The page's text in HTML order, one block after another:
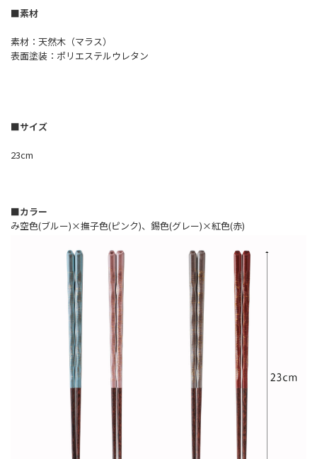
■素材
素材：天然木（マラス）
表面塗装：ポリエステルウレタン
■サイズ
23cm
■カラー
み空色(ブルー)×撫子色(ピンク)、錫色(グレー)×紅色(赤)